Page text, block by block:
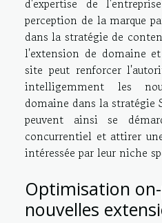
d'expertise de
perception de la marque
dans la stratégie de
l'extension de domaine
site peut renforcer
intelligemment les
domaine dans la stratégie
peuvent ainsi se
concurrentiel et attirer
intéressée par leur niche
Optimisation
nouvelles